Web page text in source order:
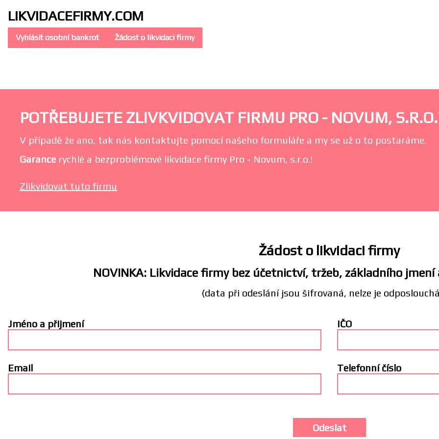
LIKVIDACEFIRMY.COM
Vyhlásit osobní bankrot Žádost o likvidaci firmy
POTŘEBUJETE ZLIVKVIDOVAT FIRMU PRO - NOVUM,
V případě že ano, tak nás kontaktujte pomocí našeho formuláře a my se už o to postaráme.
Garance rychlé a bezproblémové likvidace firmy Pro - Novum, s.r.o.!
Zlikvidovat tuto firmu
Žádost o likvidaci firmy
NOVINKA: Likvidace firmy bez účetnictví, tržeb, základního
(data při odeslání jsou šifrovaná, nelze je
Jméno a přijmení IČO
Email Telefonní číslo
Odeslat